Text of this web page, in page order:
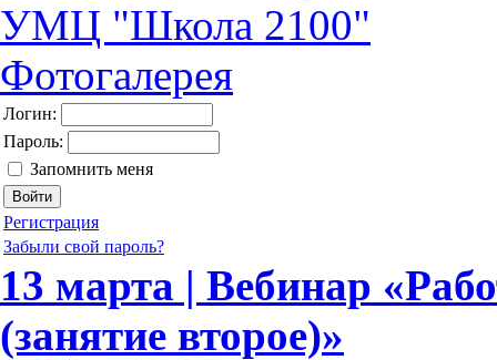
УМЦ "Школа 2100"
Фотогалерея
Логин:
Пароль:
Запомнить меня
Регистрация
Забыли свой пароль?
13 марта | Вебинар
(занятие второе)»